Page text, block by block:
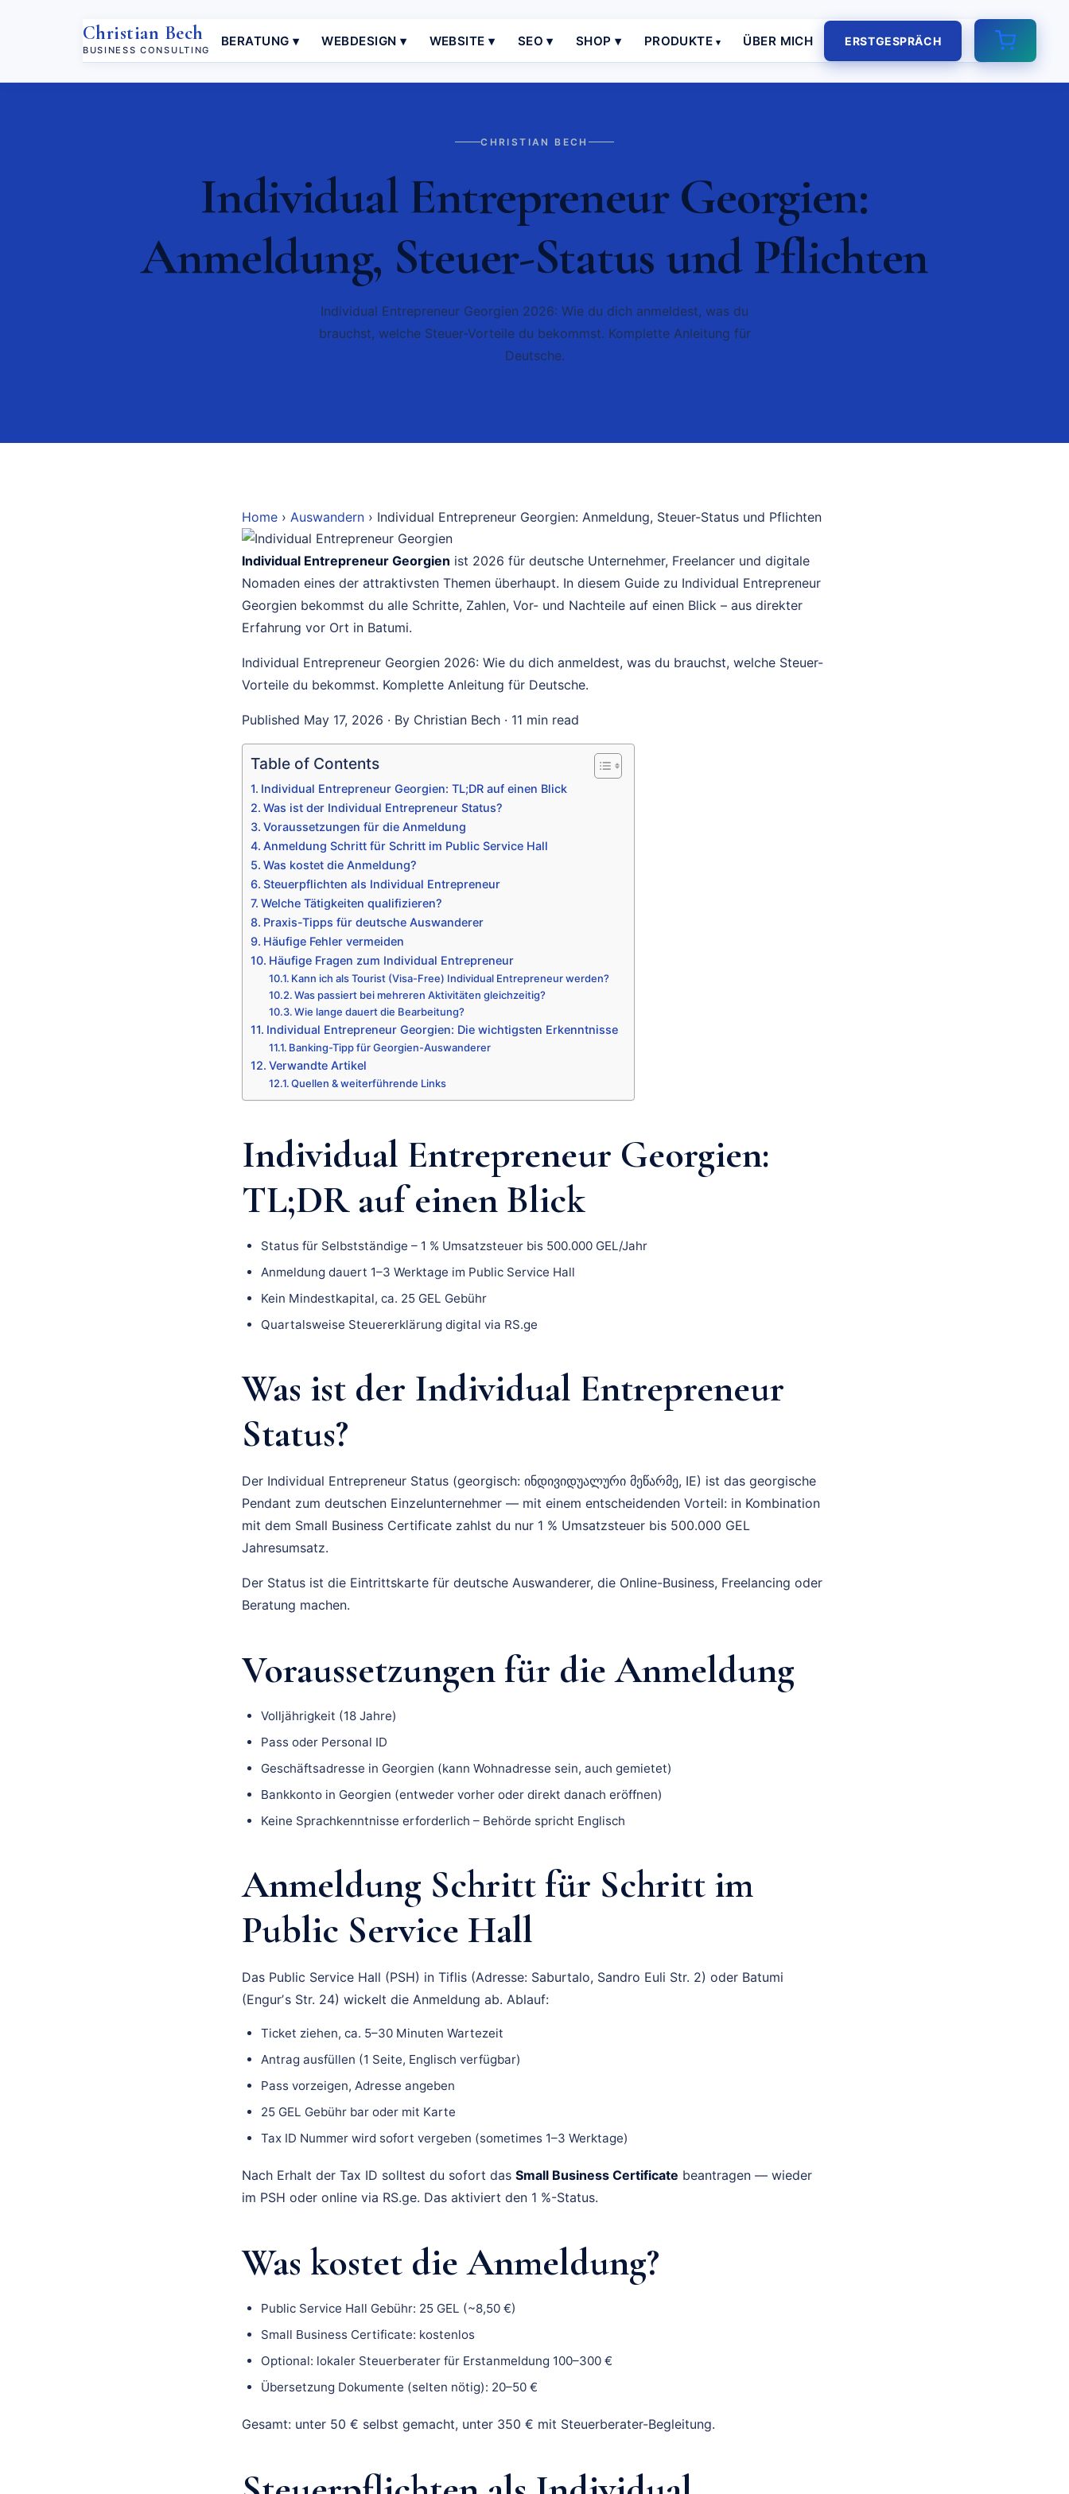
Christian Bech
BUSINESS CONSULTING
BERATUNG ▾ WEBDESIGN ▾ WEBSITE ▾ SEO ▾ SHOP ▾ PRODUKTE ÜBER MICH ERSTGESPRÄCH
CHRISTIAN BECH
Individual Entrepreneur Georgien:
Anmeldung, Steuer-Status und Pflichten
Individual Entrepreneur Georgien 2026: Wie du dich anmeldest, was du
brauchst, welche Steuer-Vorteile du bekommst. Komplette Anleitung für
Deutsche.
Home › Auswandern › Individual Entrepreneur Georgien: Anmeldung, Steuer-Status und Pflichten
Individual Entrepreneur Georgien ist 2026 für deutsche Unternehmer, Freelancer und digitale
Nomaden eines der attraktivsten Themen überhaupt. In diesem Guide zu Individual Entrepreneur
Georgien bekommst du alle Schritte, Zahlen, Vor- und Nachteile auf einen Blick – aus direkter
Erfahrung vor Ort in Batumi.
Individual Entrepreneur Georgien 2026: Wie du dich anmeldest, was du brauchst, welche Steuer-
Vorteile du bekommst. Komplette Anleitung für Deutsche.
Published May 17, 2026 · By Christian Bech · 11 min read
Table of Contents
Individual Entrepreneur Georgien: TL;DR auf einen Blick
Was ist der Individual Entrepreneur Status?
Voraussetzungen für die Anmeldung
Anmeldung Schritt für Schritt im Public Service Hall
Was kostet die Anmeldung?
Steuerpflichten als Individual Entrepreneur
Welche Tätigkeiten qualifizieren?
Praxis-Tipps für deutsche Auswanderer
Häufige Fehler vermeiden
Häufige Fragen zum Individual Entrepreneur
Kann ich als Tourist (Visa-Free) Individual Entrepreneur werden?
Was passiert bei mehreren Aktivitäten gleichzeitig?
Wie lange dauert die Bearbeitung?
Individual Entrepreneur Georgien: Die wichtigsten Erkenntnisse
Banking-Tipp für Georgien-Auswanderer
Verwandte Artikel
Quellen & weiterführende Links
Individual Entrepreneur Georgien:
TL;DR auf einen Blick
Status für Selbstständige – 1 % Umsatzsteuer bis 500.000 GEL/Jahr
Anmeldung dauert 1–3 Werktage im Public Service Hall
Kein Mindestkapital, ca. 25 GEL Gebühr
Quartalsweise Steuererklärung digital via RS.ge
Was ist der Individual Entrepreneur
Status?
Der Individual Entrepreneur Status (georgisch: ინდივიდუალური მეწარმე, IE) ist das georgische
Pendant zum deutschen Einzelunternehmer — mit einem entscheidenden Vorteil: in Kombination
mit dem Small Business Certificate zahlst du nur 1 % Umsatzsteuer bis 500.000 GEL
Jahresumsatz.
Der Status ist die Eintrittskarte für deutsche Auswanderer, die Online-Business, Freelancing oder
Beratung machen.
Voraussetzungen für die Anmeldung
Volljährigkeit (18 Jahre)
Pass oder Personal ID
Geschäftsadresse in Georgien (kann Wohnadresse sein, auch gemietet)
Bankkonto in Georgien (entweder vorher oder direkt danach eröffnen)
Keine Sprachkenntnisse erforderlich – Behörde spricht Englisch
Anmeldung Schritt für Schritt im
Public Service Hall
Das Public Service Hall (PSH) in Tiflis (Adresse: Saburtalo, Sandro Euli Str. 2) oder Batumi
(Engurʼs Str. 24) wickelt die Anmeldung ab. Ablauf:
Ticket ziehen, ca. 5–30 Minuten Wartezeit
Antrag ausfüllen (1 Seite, Englisch verfügbar)
Pass vorzeigen, Adresse angeben
25 GEL Gebühr bar oder mit Karte
Tax ID Nummer wird sofort vergeben (sometimes 1–3 Werktage)
Nach Erhalt der Tax ID solltest du sofort das Small Business Certificate beantragen — wieder
im PSH oder online via RS.ge. Das aktiviert den 1 %-Status.
Was kostet die Anmeldung?
Public Service Hall Gebühr: 25 GEL (~8,50 €)
Small Business Certificate: kostenlos
Optional: lokaler Steuerberater für Erstanmeldung 100–300 €
Übersetzung Dokumente (selten nötig): 20–50 €
Gesamt: unter 50 € selbst gemacht, unter 350 € mit Steuerberater-Begleitung.